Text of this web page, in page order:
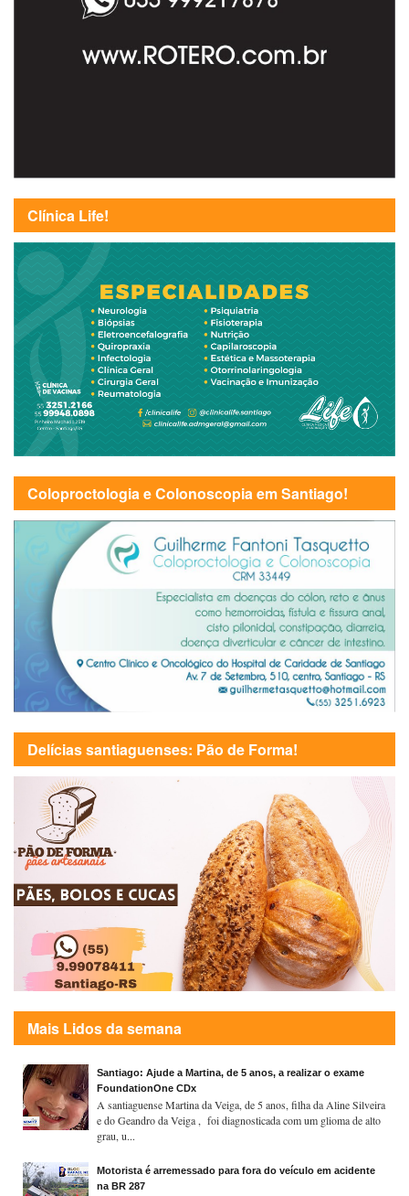
Clínica Life!
Coloproctologia e Colonoscopia em Santiago!
Delícias santiaguenses: Pão de Forma!
Mais Lidos da semana
Santiago: Ajude a Martina, de 5 anos, a realizar o exame
FoundationOne CDx
A santiaguense Martina da Veiga, de 5 anos, filha da Aline Silveira
e do Geandro da Veiga , foi diagnosticada com um glioma de alto
grau, u...
Motorista é arremessado para fora do veículo em acidente
na BR 287